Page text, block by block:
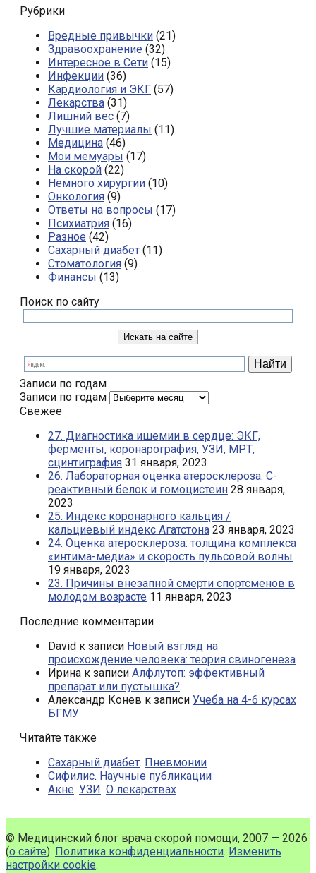
Рубрики
Вредные привычки (21)
Здравоохранение (32)
Интересное в Сети (15)
Инфекции (36)
Кардиология и ЭКГ (57)
Лекарства (31)
Лишний вес (7)
Лучшие материалы (11)
Медицина (46)
Мои мемуары (17)
На скорой (22)
Немного хирургии (10)
Онкология (9)
Ответы на вопросы (17)
Психиатрия (16)
Разное (42)
Сахарный диабет (11)
Стоматология (9)
Финансы (13)
Поиск по сайту
Записи по годам
Записи по годам
Свежее
27. Диагностика ишемии в сердце: ЭКГ,
ферменты, коронарография, УЗИ, МРТ,
сцинтиграфия 31 января, 2023
26. Лабораторная оценка атеросклероза: С-
реактивный белок и гомоцистеин 28 января,
2023
25. Индекс коронарного кальция /
кальциевый индекс Агатстона 23 января, 2023
24. Оценка атеросклероза: толщина комплекса
«интима-медиа» и скорость пульсовой волны
19 января, 2023
23. Причины внезапной смерти спортсменов в
молодом возрасте 11 января, 2023
Последние комментарии
David к записи Новый взгляд на
происхождение человека: теория свиногенеза
Ирина к записи Алфлутоп: эффективный
препарат или пустышка?
Александр Конев к записи Учеба на 4-6 курсах
БГМУ
Читайте также
Сахарный диабет. Пневмонии
Сифилис. Научные публикации
Акне. УЗИ. О лекарствах
© Медицинский блог врача скорой помощи, 2007 — 2026
(о сайте). Политика конфиденциальности. Изменить
настройки cookie.